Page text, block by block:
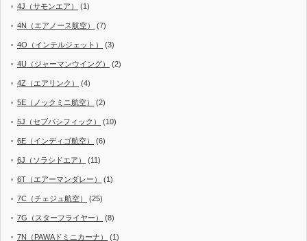
4J（サモンエア） (1)
4N（エアノース航空） (7)
4O（インテルジェット） (3)
4U（ジャーマンウイング） (2)
4Z（エアリンク） (4)
5E（ノックミニ航空） (2)
5J（セブパシフィック） (10)
6E（インディゴ航空） (6)
6J（ソラシドエア） (11)
6T（エアーマンダレー） (1)
7C（チェジュ航空） (25)
7G（スターフライヤー） (8)
7N（PAWAドミニカーナ） (1)